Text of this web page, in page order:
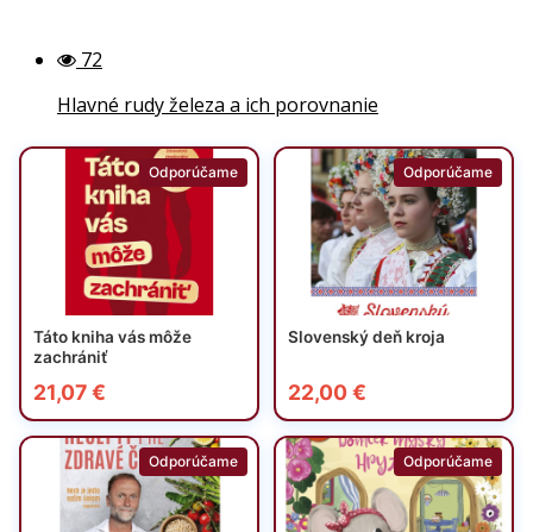
72
Hlavné rudy železa a ich porovnanie